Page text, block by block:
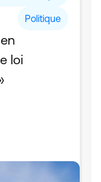
Politique
loi